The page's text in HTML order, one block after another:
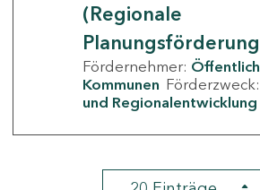
(Regionale
Fördernehmer:
Kommunen Förderzweck:
und Regionalentwicklung